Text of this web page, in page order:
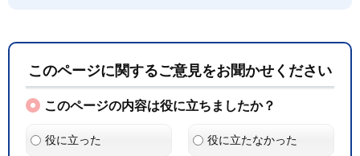
このページに関するご意見をお聞かせください
このページの内容は役に立ちましたか？
役に立った 役に立たなかった